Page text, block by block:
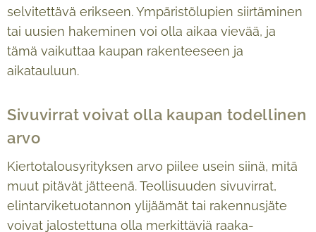
selvitettävä erikseen. Ympäristölupien siirtäminen
tai uusien hakeminen voi olla aikaa vievää, ja
tämä vaikuttaa kaupan rakenteeseen ja
aikatauluun.
Sivuvirrat voivat olla kaupan todellinen
arvo
Kiertotalousyrityksen arvo piilee usein siinä, mitä
muut pitävät jätteenä. Teollisuuden sivuvirrat,
elintarviketuotannon ylijäämät tai rakennusjäte
voivat jalostettuna olla merkittäviä raaka-